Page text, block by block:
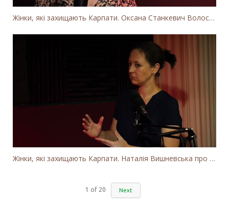
Жінки, які захищають Карпати. Оксана Станкевич Волосянчук про вітряки на високогір'ї Карпат
Жінки, які захищають Карпати. Наталія Вишневська про вітряки в Закарпатті та участь громадськості
1 of 20 Next